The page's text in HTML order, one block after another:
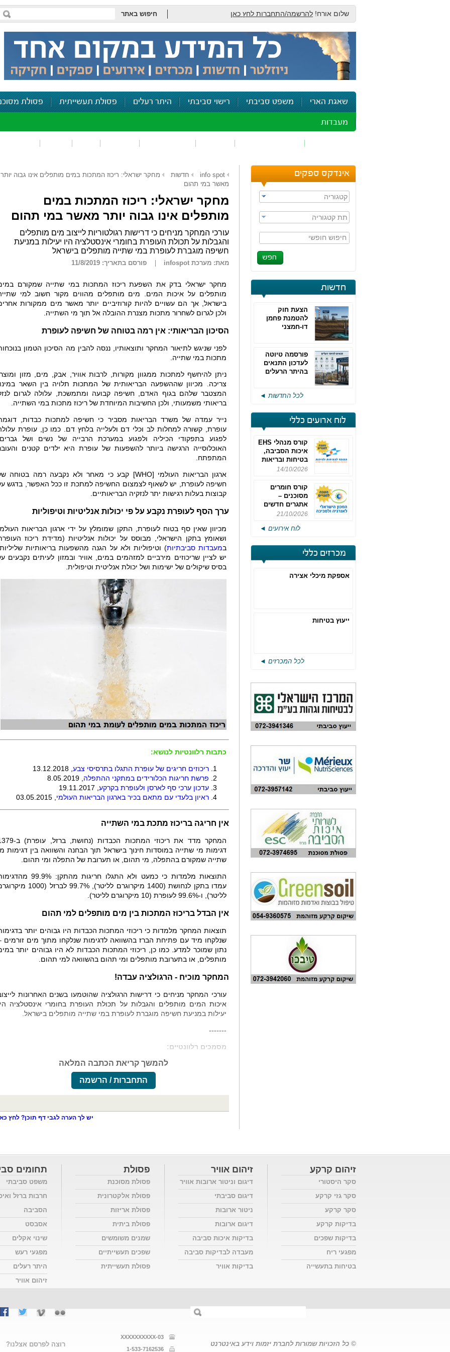
שלום אורח! להרשמה/התחברות לחץ כאן חיפוש באתר
שאגת הארי משפט סביבתי רישוי סביבתי היתר רעלים פסולת תעשייתית פסולת
מעבדות
אינדקס ספקים
קטגוריה
תת קטגוריה
חיפוש חופשי
חדשות
הצעת חוק
להטמנת פחמן
דו-חמצני
פורסמה טיוטה
לעדכון התנאים
בהיתר הרעלים
לכל החדשות ◄
לוח ארועים כללי
קורס מנהלי EHS
איכות הסביבה,
בטיחות ובריאות
תעסוקתית
14/10/2026
קורס חומרים
מסוכנים –
אתגרים חדשים
והערכות לחוק
מחזור 4
21/10/2026
לוח אירועים ◄
מכרזים כללי
אספקת מיכלי אצירה
ייעוץ בטיחות
לכל המכרזים ◄
info spot חדשות
מחקר ישראלי: ריכוז המתכות במים מותפלים אינו גבוה יותר
מאשר במי תהום
מחקר ישראלי: ריכוז המתכות במים
מותפלים אינו גבוה יותר מאשר במי תהום
עורכי המחקר מניחים כי דרישות רגולטוריות לייצוב מים מותפלים
והגבלות על תכולת העופרת בחומרי אינסטלציה היו יעילות במניעת
חשיפה מוגברת לעופרת במי שתייה מותפלים בישראל
מאת: מערכת infospot פורסם בתאריך: 11/8/2019
מחקר ישראלי בדק את השפעת ריכוז המתכות במי שתייה שמקורם
מותפלים על איכות המים. מים מותפלים מהווים מקור חשוב למי
בישראל, אך הם עשויים להיות קורוזיביים יותר מאשר מים ממקורות
ולכן לגרום לשחרור מתכות מצנרת ההובלה אל תוך מי השתייה.
הסיכון הבריאותי: אין רמה בטוחה של חשיפה לעופרת
לפני שניגש לתיאור המחקר ותוצאותיו, ננסה להבין מה הסיכון הטמון
מתכות במי שתייה.
ניתן להיחשף למתכות ממגוון מקורות, לרבות אוויר, אבק, מים, מזון
צריכה. מכיוון שההשפעה הבריאותית של המתכות תלויה בין השאר
המצטבר שלהם בגוף האדם, חשיפה קבועה ומתמשכת, עלולה לגרום
בריאותי משמעותי, ולכן החשיבות המיוחדת של ריכוז מתכות במי השתייה.
נייר עמדה של משרד הבריאות מסביר כי חשיפה למתכות כבדות,
עופרת, קשורה למחלות לב וכלי דם ולעלייה בלחץ דם. כמו כן, עופרת
לפגוע בתפקודי הכיליה ולפגוע במערכת הרבייה של נשים ושל גברים.
האוכלוסייה הרגישה ביותר להשפעות של עופרת היא ילדים קטנים
המתפתח.
ארגון הבריאות העולמי [WHO] קבע כי מאחר ולא נקבעה רמה בטוחה
חשיפה לעופרת, יש לשאוף לצמצום החשיפה למתכת זו ככל האפשר, בדגש
קבוצות בעלות רגישות יתר לנזקיה הבריאותיים.
ערך הסף לעופרת נקבע על פי יכולות אנליטיות וטיפוליות
מכיוון שאין סף בטוח לעופרת, התקן שמומלץ על ידי ארגון הבריאות
ושאומץ בתקן הישראלי, מבוסס על יכולות אנליטיות (מדידת ריכוז
במעבדות סביבתיות) וטיפוליות ולא על הגנה מהשפעות בריאותיות שליליות.
יש לציין שריכוזים מירביים למזהמים במים, אוויר ובמזון לעיתים נקבעים
בסיס שיקולים של ישימות ושל יכולת אנליטית וטיפולית.
כתבות רלוונטיות לנושא:
ריכוזים חריגים של עופרת התגלו בתרסיסי צבע
פרשת חריגות הכלורידים במתקני ההתפלה
עדכון ערכי סף לארסן ולעופרת בקרקע
ראיון בלעדי עם מתאם בכיר בארגון הבריאות העולמי
אין חריגה בריכוז מתכת במי השתייה
המחקר מדד את ריכוזי המתכות הכבדות (נחושת, ברזל,
דגימות מי שתייה במוסדות חינוך בישראל תוך הבחנה והשוואה בין דגימות
שתייה שמקורם בהתפלה, מי תהום, או תערובת של התפלה ומי תהום.
התוצאות מלמדות כי כמעט ולא התגלו חריגות מהתקן: 99.9%
עמדו בתקן לנחושת (1400 מיקרוגרם לליטר), 99.7% לברזל (1000
לליטר), ו-99.6% לעופרת (10 מיקרוגרם לליטר).
אין הבדל בריכוז המתכות בין מים מותפלים למי תהום
תוצאות המחקר מלמדות כי ריכוזי המתכות הכבדות היו גבוהים יותר
שנלקחו מיד עם פתיחת הברז בהשוואה לדגימות שנלקחו מתוך מים זורמים
נתון שמוכר למדע. כמו כן, ריכוזי המתכות הכבדות לא היו גבוהים יותר
מותפלים, או בתערובת מותפלים ומי תהום בהשוואה למי תהום.
המחקר מוכיח - הרגולציה עבדה!
עורכי המחקר מניחים כי דרישות הרגולציה שהוטמעו בשנים האחרונות
איכות המים מותפלים והגבלות על תכולת העופרת בחומרי אינסטלציה
יעילות במניעת חשיפה מוגברת לעופרת במי שתייה מותפלים בישראל.
-------
מסמכים רלוונטיים:
להמשך קריאת הכתבה המלאה
התחברות / הרשמה
יש לך הערה לגבי דף תוכן? לחץ
זיהום קרקע
סקר היסטורי
סקר גזי קרקע
סקר קרקע
בדיקות קרקע
בדיקות שפכים
מפגעי ריח
בטיחות בתעשייה
זיהום אוויר
דיגום וניטור ארובות אוויר
דיגום סביבתי
ניטור ארובות
דיגום ארובות
בדיקות איכות סביבה
מעבדה לבדיקות סביבה
בדיקות אוויר
פסולת
פסולת מסוכנת
פסולת אלקטרונית
פסולת אריזות
פסולת ביתית
שמנים משומשים
שפכים תעשייתיים
פסולת תעשייתית
תחומים
משפט סביבתי
חרבות ברזל
הסביבה
אסבסט
שינוי אקלים
מפגעי רעש
היתר רעלים
זיהום אוויר
© כל הזכויות שמורות לחברת יזמות וידע באינטרנט
03-XXXXXXXXXX
1-533-7162536
רוצה לפרסם אצלנו?